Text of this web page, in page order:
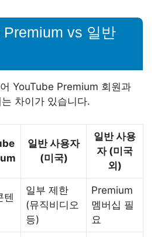
Premium vs 일반
YouTube Premium 회원과
차이가 있습니다.
일반 사용자
(미국)
일반 사용
자 (미국
외)
텐
일부 제한
(뮤직비디오
등)
Premium
멤버십 필
요